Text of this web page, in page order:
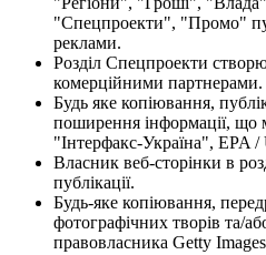
"Спецпроекти", "Промо"
реклами.
Розділ Спецпроекти
комерційними партнерами.
Будь яке копіювання,
поширення інформації, що
"Інтерфакс-Україна", EPA /
Власник веб-сторінки в
публікації.
Будь-яке копіювання,
фотографічних творів та/
правовласника Getty